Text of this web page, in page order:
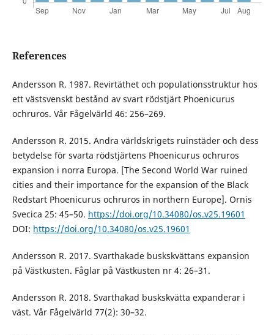
References
Andersson R. 1987. Revirtäthet och populationsstruktur hos
ett västsvenskt bestånd av svart rödstjärt Phoenicurus
ochruros. Vår Fågelvärld 46: 256–269.
Andersson R. 2015. Andra världskrigets ruinstäder och dess
betydelse för svarta rödstjärtens Phoenicurus ochruros
expansion i norra Europa. [The Second World War ruined
cities and their importance for the expansion of the Black
Redstart Phoenicurus ochruros in northern Europe]. Ornis
Svecica 25: 45–50. https://doi.org/10.34080/os.v25.19601
DOI: https://doi.org/10.34080/os.v25.19601
Andersson R. 2017. Svarthakade buskskvättans expansion
på Västkusten. Fåglar på Västkusten nr 4: 26–31.
Andersson R. 2018. Svarthakad buskskvätta expanderar i
väst. Vår Fågelvärld 77(2): 30–32.